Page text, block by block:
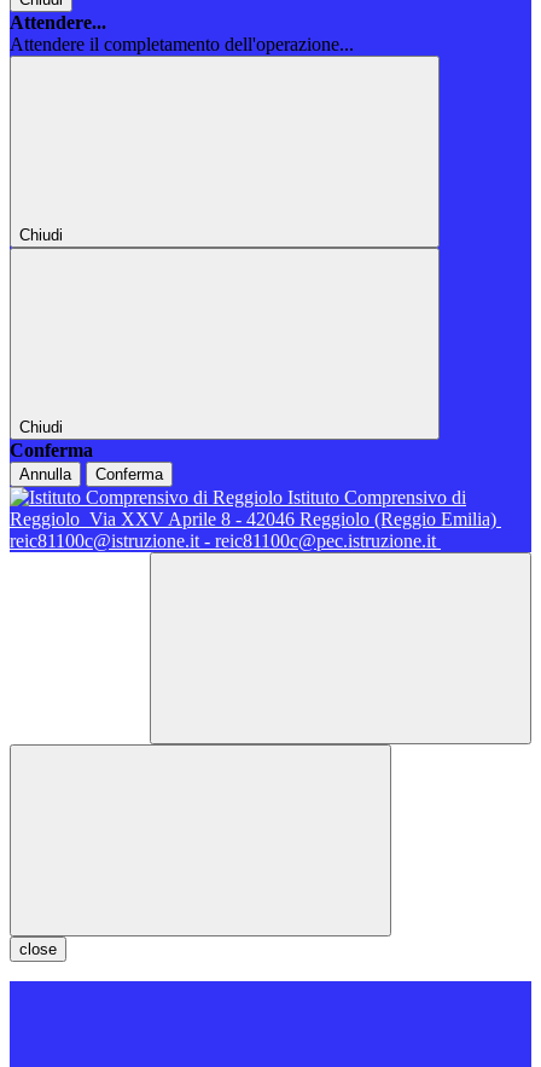
Attendere...
Attendere il completamento dell'operazione...
Chiudi
Chiudi
Conferma
Annulla Conferma
Istituto Comprensivo di
Reggiolo Via XXV Aprile 8 - 42046 Reggiolo (Reggio Emilia)
reic81100c@istruzione.it - reic81100c@pec.istruzione.it
close